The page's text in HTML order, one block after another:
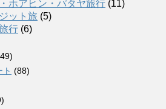
ホアヒン・パタヤ旅行 (11)
ット旅 (5)
行 (6)
(88)